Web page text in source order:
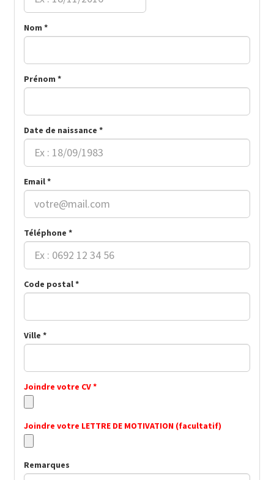
Nom *
Prénom *
Date de naissance *
Email *
Téléphone *
Code postal *
Ville *
Joindre votre CV *
Joindre votre LETTRE DE MOTIVATION (facultatif)
Remarques